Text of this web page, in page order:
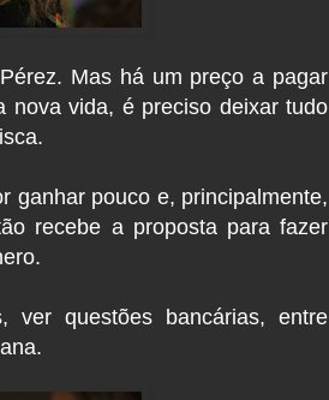
Mas há um preço a pagar
nova vida, é preciso deixar tudo
ganhar pouco e, principalmente,
recebe a proposta para fazer
ver questões bancárias, entre